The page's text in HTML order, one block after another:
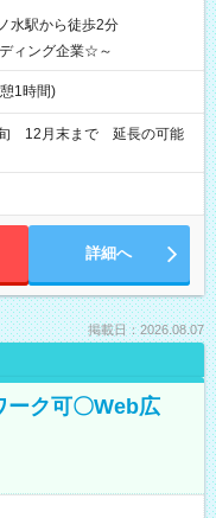
水駅から徒歩2分
ィング企業☆～
1時間)
12月末まで 延長の可能
詳細へ
掲載日：2026.08.07
ーク可〇Web広